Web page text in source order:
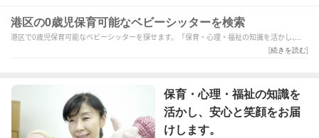
港区の0歳児保育可能なベビーシッターを検索
港区で0歳児保育可能なベビーシッターを探せます。「保育・心理・福祉の知識を活かし、安
心と笑顔をお届けします。」「保育歴10年！短時間のご依頼大歓迎♪思いやりを大切に安心
つシッターが対応いたします。港区で様々なスキルを持ったサポーターの中から、ご予算や
依頼内容に合わせて選んでいただけます。
[続きを読む]
保育・心理・福祉の知識を
活かし、安心と笑顔をお届
けします。